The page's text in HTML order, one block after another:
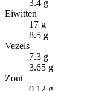
3.4 g
Eiwitten
17 g
8.5 g
Vezels
7.3 g
3.65 g
Zout
0.12 g